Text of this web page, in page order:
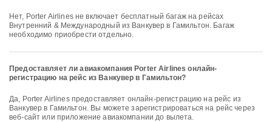
Нет, Porter Airlines не включает бесплатный багаж на рейсах
Внутренний & Международный из Ванкувер в Гамильтон. Багаж
необходимо приобрести отдельно.
Предоставляет ли авиакомпания Porter Airlines онлайн-
регистрацию на рейс из Ванкувер в Гамильтон?
Да, Porter Airlines предоставляет онлайн-регистрацию на рейс из
Ванкувер в Гамильтон. Вы можете зарегистрироваться на рейс через
веб-сайт или приложение авиакомпании до вылета.